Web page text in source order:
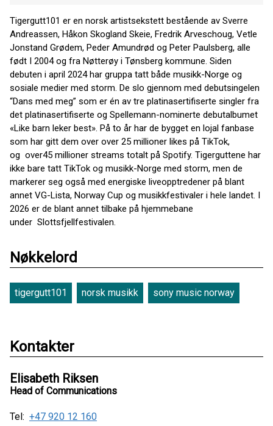
Tigergutt101 er en norsk artistsekstett bestående av Sverre
Andreassen, Håkon Skogland Skeie, Fredrik Arveschoug, Vetle
Jonstand Grødem, Peder Amundrød og Peter Paulsberg, alle
født I 2004 og fra Nøtterøy i Tønsberg kommune. Siden
debuten i april 2024 har gruppa tatt både musikk-Norge og
sosiale medier med storm. De slo gjennom med debutsingelen
“Dans med meg” som er én av tre platinasertifiserte singler fra
det platinasertifiserte og Spellemann-nominerte debutalbumet
«Like barn leker best». På to år har de bygget en lojal fanbase
som har gitt dem over over 25 millioner likes på TikTok,
og over45 millioner streams totalt på Spotify. Tigerguttene har
ikke bare tatt TikTok og musikk-Norge med storm, men de
markerer seg også med energiske liveopptredener på blant
annet VG-Lista, Norway Cup og musikkfestivaler i hele landet. I
2026 er de blant annet tilbake på hjemmebane
under Slottsfjellfestivalen.
Nøkkelord
tigergutt101 norsk musikk sony music norway
Kontakter
Elisabeth Riksen
Head of Communications
Tel: +47 920 12 160